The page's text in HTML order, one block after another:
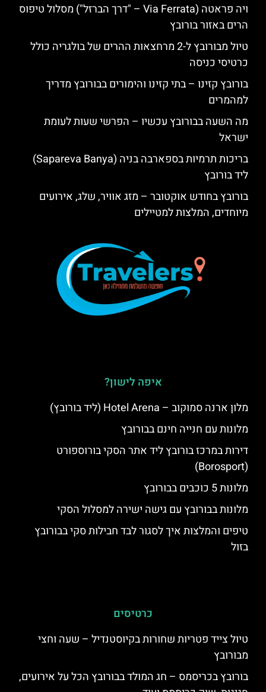
ויה פראטה (Via Ferrata – "דרך הברזל") מסלול טיפוס
הרים באזור בורובץ
טיול מבורובץ ל-2 מרחצאות ההרים של בולגריה כולל
כרטיסי כניסה
בורובץ קזינו – בתי קזינו והימורים בבורובץ מדריך
למהמרים
מה השעה בבורובץ עכשיו – הפרשי שעות לעומת
ישראל
בריכות תרמיות בספארבה בניה (Sapareva Banya)
ליד בורובץ
בורובץ בחודש אוקטובר – מזג אוויר, שלג, אירועים
מיוחדים, המלצות למטיילים
איפה לישון?
מלון ארנה סמוקוב – Hotel Arena (ליד בורובץ)
מלונות עם חנייה חינם בבורובץ
דירות במרכז בורובץ ליד אתר הסקי בורוספורט
(Borosport)
מלונות 5 כוכבים בבורובץ
מלונות בבורובץ עם גישה ישירה למסלול הסקי
טיפים והמלצות איך לסגור לבד חבילות סקי בבורובץ
בזול
כרטיסים
טיול צייד פטריות שחורות בקיוסטנדיל – שעה וחצי
מבורובץ
בורובץ בכריסמס – חג המולד בבורובץ הכל על אירועים,